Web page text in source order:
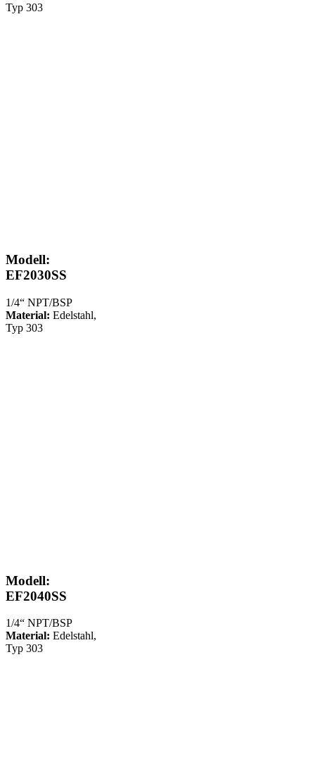
Typ 303
Modell:
EF2030SS
1/4“ NPT/BSP
Material: Edelstahl,
Typ 303
Modell:
EF2040SS
1/4“ NPT/BSP
Material: Edelstahl,
Typ 303